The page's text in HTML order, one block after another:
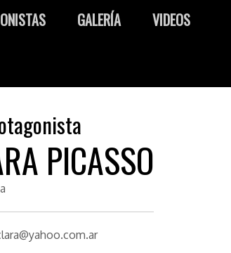
GALERÍA VIDEOS
PICASSO